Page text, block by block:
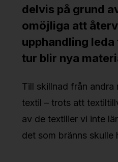
delvis på grund
omöjliga att
upphandling
tur blir nya
Till skillnad från andra
textil – trots att
av de textilier vi inte
det som bränns skulle